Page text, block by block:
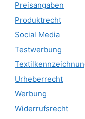
Preisangaben
Produktrecht
Social Media
Testwerbung
Urheberrecht
Werbung
Widerrufsrecht